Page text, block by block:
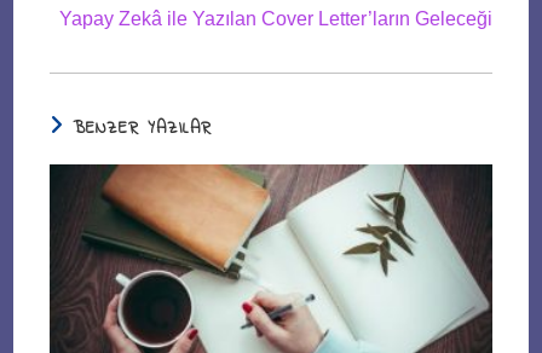
Yapay Zekâ ile Yazılan Cover Letter’ların Geleceği
BENZER YAZILAR